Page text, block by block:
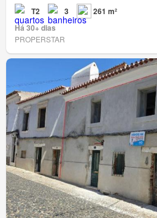
T2 3
261 m²
Há 30+ dias
PROPERSTAR